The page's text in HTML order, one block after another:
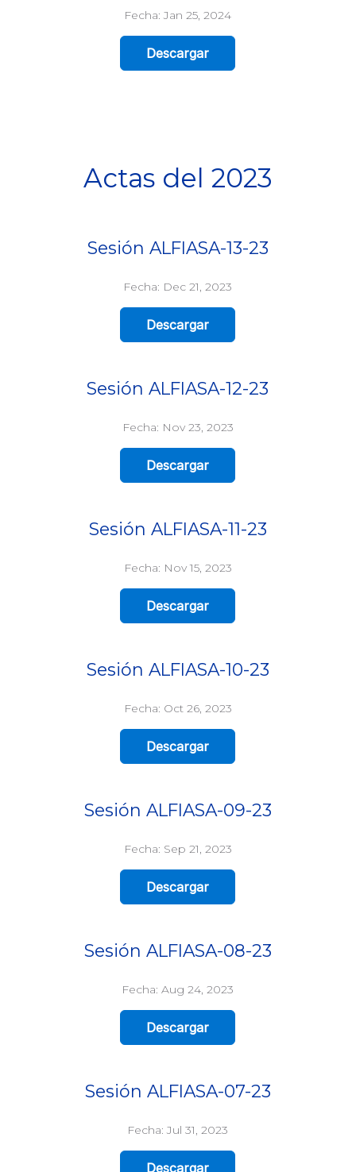
Fecha: Jan 25, 2024
Descargar
Actas del 2023
Sesión ALFIASA-13-23
Fecha: Dec 21, 2023
Descargar
Sesión ALFIASA-12-23
Fecha: Nov 23, 2023
Descargar
Sesión ALFIASA-11-23
Fecha: Nov 15, 2023
Descargar
Sesión ALFIASA-10-23
Fecha: Oct 26, 2023
Descargar
Sesión ALFIASA-09-23
Fecha: Sep 21, 2023
Descargar
Sesión ALFIASA-08-23
Fecha: Aug 24, 2023
Descargar
Sesión ALFIASA-07-23
Fecha: Jul 31, 2023
Descargar